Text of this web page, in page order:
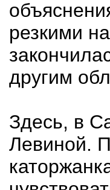
резкими
другим
Здесь, в
Левиной.